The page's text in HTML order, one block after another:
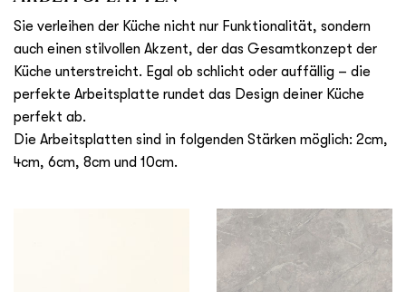
Sie verleihen der Küche nicht nur Funktionalität, sondern
auch einen stilvollen Akzent, der das Gesamtkonzept der
Küche unterstreicht. Egal ob schlicht oder auffällig – die
perfekte Arbeitsplatte rundet das Design deiner Küche
perfekt ab.
Die Arbeitsplatten sind in folgenden Stärken möglich: 2cm,
4cm, 6cm, 8cm und 10cm.